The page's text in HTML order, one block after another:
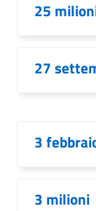
25
27
3
3 milioni